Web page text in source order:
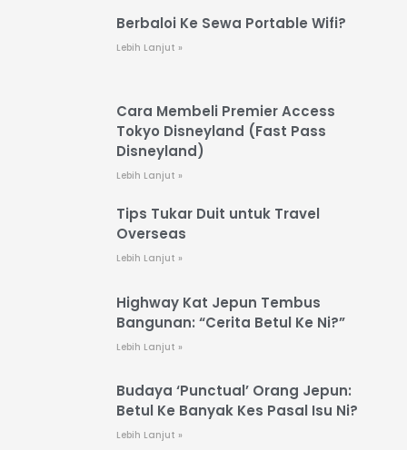
Berbaloi Ke Sewa Portable Wifi?
Lebih Lanjut »
Cara Membeli Premier Access
Tokyo Disneyland (Fast Pass
Disneyland)
Lebih Lanjut »
Tips Tukar Duit untuk Travel
Overseas
Lebih Lanjut »
Highway Kat Jepun Tembus
Bangunan: “Cerita Betul Ke Ni?”
Lebih Lanjut »
Budaya ‘Punctual’ Orang Jepun:
Betul Ke Banyak Kes Pasal Isu Ni?
Lebih Lanjut »